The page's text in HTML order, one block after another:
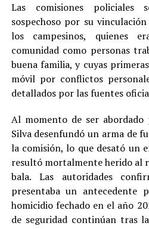
Las comisiones
sospechoso por su
los campesinos, quienes
comunidad como personas
buena familia, y cuyas
móvil por conflictos
detallados por las fuentes
Al momento de ser abordado
Silva desenfundó un arma de
la comisión, lo que desató un
resultó mortalmente herido al
bala. Las autoridades
presentaba un
homicidio fechado en el año
de seguridad continúan tras